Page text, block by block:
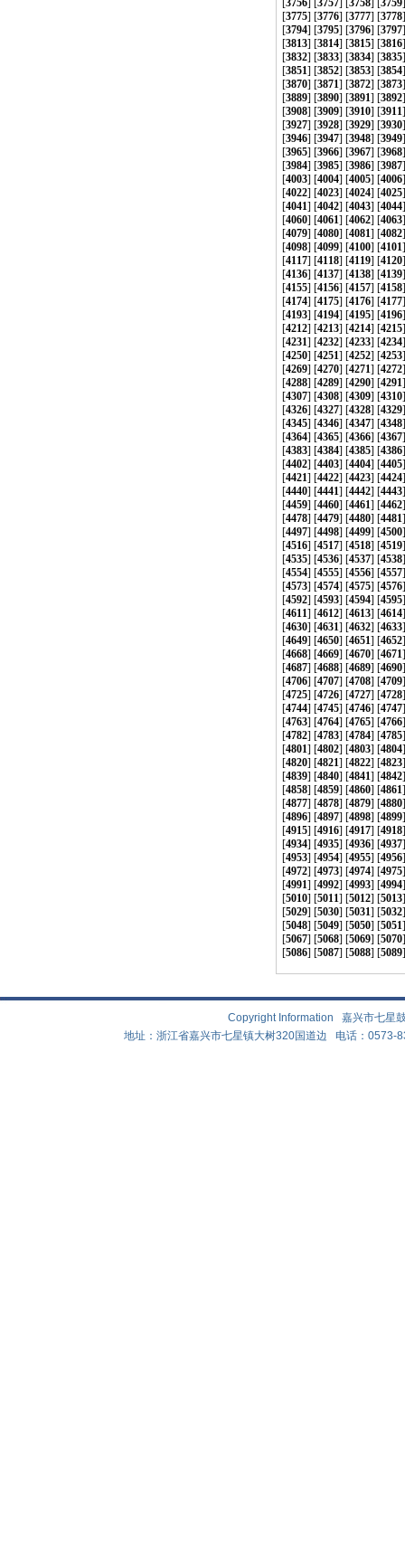
[3756] [3757] [3758] [3759
[3775] [3776] [3777] [3778
[3794] [3795] [3796] [3797
[3813] [3814] [3815] [3816
[3832] [3833] [3834] [3835
[3851] [3852] [3853] [3854
[3870] [3871] [3872] [3873
[3889] [3890] [3891] [3892
[3908] [3909] [3910] [3911
[3927] [3928] [3929] [3930
[3946] [3947] [3948] [3949
[3965] [3966] [3967] [3968
[3984] [3985] [3986] [3987
[4003] [4004] [4005] [4006
[4022] [4023] [4024] [4025
[4041] [4042] [4043] [4044
[4060] [4061] [4062] [4063
[4079] [4080] [4081] [4082
[4098] [4099] [4100] [4101
[4117] [4118] [4119] [4120
[4136] [4137] [4138] [4139
[4155] [4156] [4157] [4158
[4174] [4175] [4176] [4177
[4193] [4194] [4195] [4196
[4212] [4213] [4214] [4215
[4231] [4232] [4233] [4234
[4250] [4251] [4252] [4253
[4269] [4270] [4271] [4272
[4288] [4289] [4290] [4291
[4307] [4308] [4309] [4310
[4326] [4327] [4328] [4329
[4345] [4346] [4347] [4348
[4364] [4365] [4366] [4367
[4383] [4384] [4385] [4386
[4402] [4403] [4404] [4405
[4421] [4422] [4423] [4424
[4440] [4441] [4442] [4443
[4459] [4460] [4461] [4462
[4478] [4479] [4480] [4481
[4497] [4498] [4499] [4500
[4516] [4517] [4518] [4519
[4535] [4536] [4537] [4538
[4554] [4555] [4556] [4557
[4573] [4574] [4575] [4576
[4592] [4593] [4594] [4595
[4611] [4612] [4613] [4614
[4630] [4631] [4632] [4633
[4649] [4650] [4651] [4652
[4668] [4669] [4670] [4671
[4687] [4688] [4689] [4690
[4706] [4707] [4708] [4709
[4725] [4726] [4727] [4728
[4744] [4745] [4746] [4747
[4763] [4764] [4765] [4766
[4782] [4783] [4784] [4785
[4801] [4802] [4803] [4804
[4820] [4821] [4822] [4823
[4839] [4840] [4841] [4842
[4858] [4859] [4860] [4861
[4877] [4878] [4879] [4880
[4896] [4897] [4898] [4899
[4915] [4916] [4917] [4918
[4934] [4935] [4936] [4937
[4953] [4954] [4955] [4956
[4972] [4973] [4974] [4975
[4991] [4992] [4993] [4994
[5010] [5011] [5012] [5013
[5029] [5030] [5031] [5032
[5048] [5049] [5050] [5051
[5067] [5068] [5069] [5070
[5086] [5087] [5088] [5089
Copyright Information 嘉兴市七
地址：浙江省嘉兴市七星镇大树320国道边 电话：